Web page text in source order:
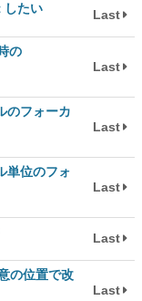
たい Last
の
Last
のフォーカ
Last
単位のフォ
Last
Last
の位置で改
Last